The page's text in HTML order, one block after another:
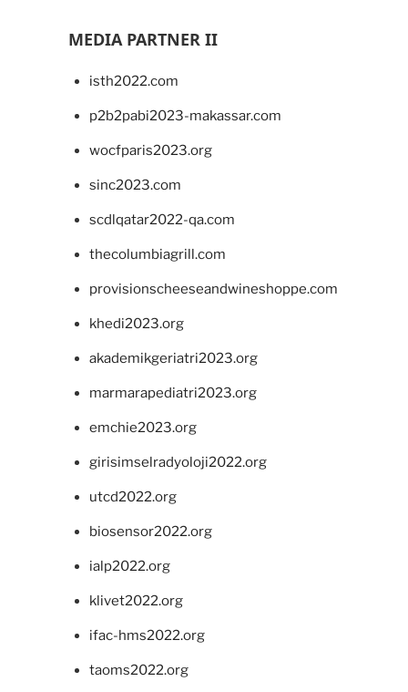
MEDIA PARTNER II
isth2022.com
p2b2pabi2023-makassar.com
wocfparis2023.org
sinc2023.com
scdlqatar2022-qa.com
thecolumbiagrill.com
provisionscheeseandwineshoppe.com
khedi2023.org
akademikgeriatri2023.org
marmarapediatri2023.org
emchie2023.org
girisimselradyoloji2022.org
utcd2022.org
biosensor2022.org
ialp2022.org
klivet2022.org
ifac-hms2022.org
taoms2022.org